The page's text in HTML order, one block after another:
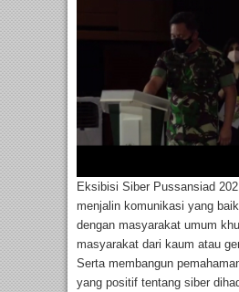
Eksibisi Siber Pussansiad
menjalin komunikasi yang
dengan masyarakat umum
masyarakat dari kaum atau
Serta membangun
yang positif tentang siber